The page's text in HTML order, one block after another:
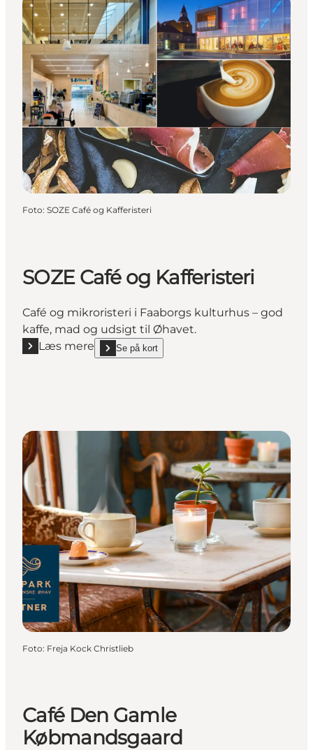
Foto: SOZE Café og Kafferisteri
SOZE Café og Kafferisteri
Café og mikroristeri i Faaborgs kulturhus – god
kaffe, mad og udsigt til Øhavet.
Læs mere
Læs mere "SOZE Café og Kafferisteri"
Se på kort
show SOZE Café og Kafferisteri on_map
Foto: Freja Kock Christlieb
Café Den Gamle
Købmandsgaard